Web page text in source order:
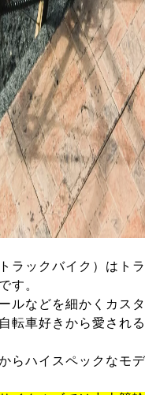
ラックバイク）はト
す。
ルなどを細かくカス
転車好きから愛され
らハイスペックなモ